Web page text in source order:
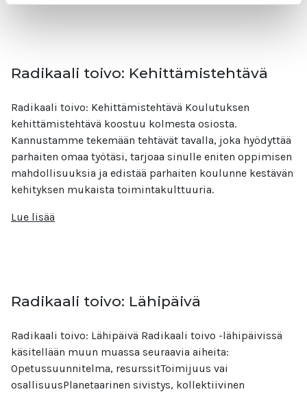
Radikaali toivo: Kehittämistehtävä
Radikaali toivo: Kehittämistehtävä Koulutuksen
kehittämistehtävä koostuu kolmesta osiosta.
Kannustamme tekemään tehtävät tavalla, joka hyödyttää
parhaiten omaa työtäsi, tarjoaa sinulle eniten oppimisen
mahdollisuuksia ja edistää parhaiten koulunne kestävän
kehityksen mukaista toimintakulttuuria.
Lue lisää
Radikaali toivo: Lähipäivä
Radikaali toivo: Lähipäivä Radikaali toivo -lähipäivissä
käsitellään muun muassa seuraavia aiheita:
Opetussuunnitelma, resurssitToimijuus vai
osallisuusPlanetaarinen sivistys, kollektiivinen